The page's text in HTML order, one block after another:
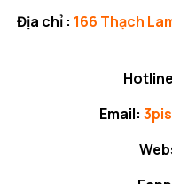
Địa chỉ : 166 Thạch
Email: